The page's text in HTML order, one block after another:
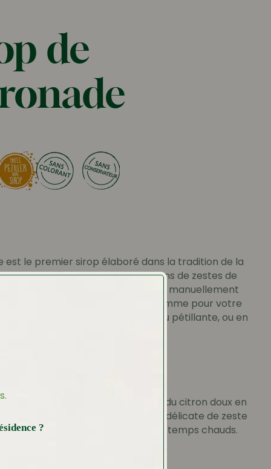
?
de
est le premier sirop élaboré dans la tradition de la
Fabriquée à partir de distillations de zestes de
non traités (les citrons sont zestés manuellement
d’année), la Citronade se consomme pour votre
avec de l’eau fraîche, plate ou pétillante, ou en
citron doux.
sucrée, très délicate, la sensation du citron doux en
Citronade Bigallet possède un note délicate de zeste
pour se rafraichir pendant les temps chauds.